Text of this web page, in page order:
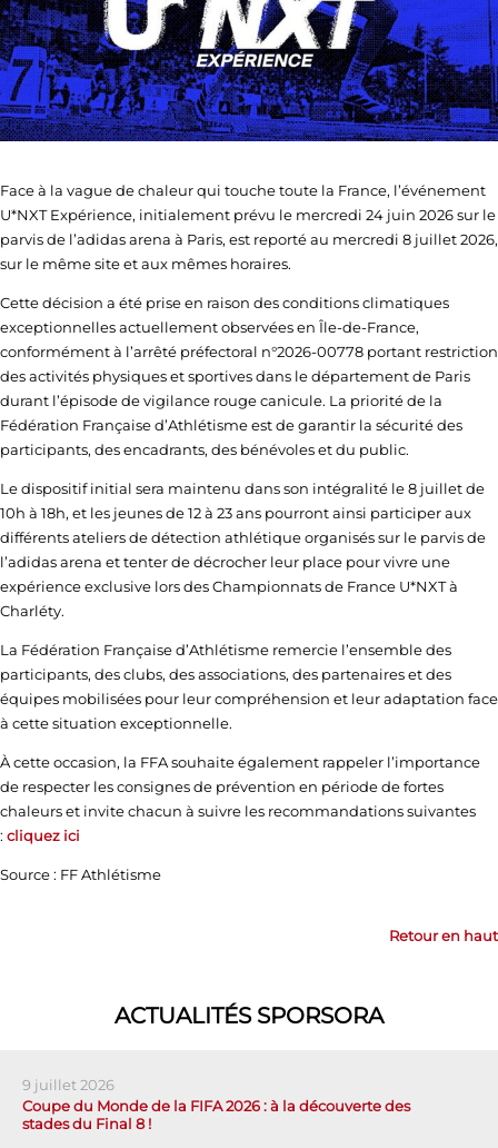
Face à la vague de chaleur qui touche toute la France, l’événement
U*NXT Expérience, initialement prévu le mercredi 24 juin 2026 sur le
parvis de l’adidas arena à Paris, est reporté au mercredi 8 juillet 2026,
sur le même site et aux mêmes horaires.
Cette décision a été prise en raison des conditions climatiques
exceptionnelles actuellement observées en Île-de-France,
conformément à l’arrêté préfectoral n°2026-00778 portant restriction
des activités physiques et sportives dans le département de Paris
durant l’épisode de vigilance rouge canicule. La priorité de la
Fédération Française d’Athlétisme est de garantir la sécurité des
participants, des encadrants, des bénévoles et du public.
Le dispositif initial sera maintenu dans son intégralité le 8 juillet de
10h à 18h, et les jeunes de 12 à 23 ans pourront ainsi participer aux
différents ateliers de détection athlétique organisés sur le parvis de
l’adidas arena et tenter de décrocher leur place pour vivre une
expérience exclusive lors des Championnats de France U*NXT à
Charléty.
La Fédération Française d’Athlétisme remercie l’ensemble des
participants, des clubs, des associations, des partenaires et des
équipes mobilisées pour leur compréhension et leur adaptation face
à cette situation exceptionnelle.
À cette occasion, la FFA souhaite également rappeler l’importance
de respecter les consignes de prévention en période de fortes
chaleurs et invite chacun à suivre les recommandations suivantes
: cliquez ici
Source : FF Athlétisme
Retour en haut
ACTUALITÉS SPORSORA
9 juillet 2026
Coupe du Monde de la FIFA 2026 : à la découverte des
stades du Final 8 !